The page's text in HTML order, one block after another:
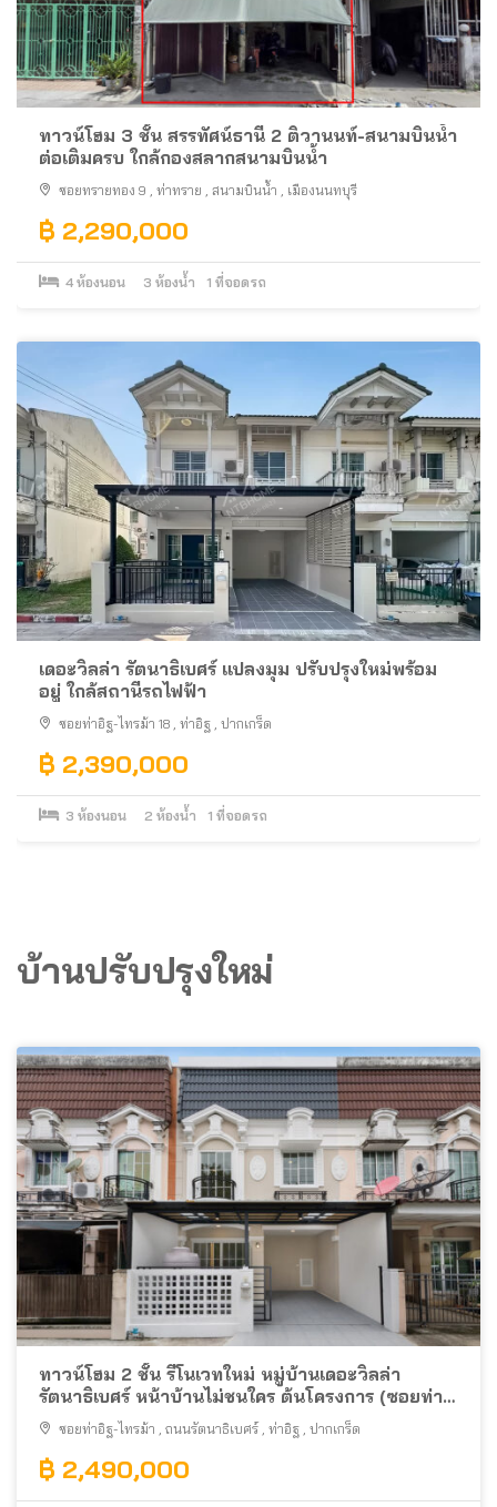
ทาวน์โฮม 3 ชั้น สรรทัศน์ธานี 2 ติวานนท์-สนามบินน้ำ
ต่อเติมครบ ใกล้กองสลากสนามบินน้ำ
ซอยทรายทอง 9 , ท่าทราย , สนามบินน้ำ , เมืองนนทบุรี
฿ 2,290,000
4 ห้องนอน 3 ห้องน้ำ 1 ที่จอดรถ
เดอะวิลล่า รัตนาธิเบศร์ แปลงมุม ปรับปรุงใหม่พร้อม
อยู่ ใกล้สถานีรถไฟฟ้า
ซอยท่าอิฐ-ไทรม้า 18 ท่าอิฐ ปากเกร็ด
฿ 2,390,000
3 ห้องนอน 2 ห้องน้ำ 1 ที่จอดรถ
บ้านปรับปรุงใหม่
ทาวน์โฮม 2 ชั้น รีโนเวทใหม่ หมู่บ้านเดอะวิลล่า
รัตนาธิเบศร์ หน้าบ้านไม่ชนใคร ต้นโครงการ (ซอยท่า
อิฐ-ไทรม้า) พร้อมอยู่ ใกล้รถไฟฟ้าสายสีม่วง
ซอยท่าอิฐ-ไทรม้า ถนนรัตนาธิเบศร์ ท่าอิฐ ปากเกร็ด
฿ 2,490,000